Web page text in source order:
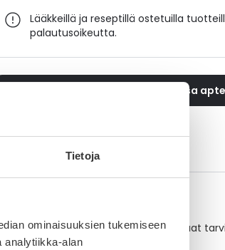
Tietoja
ominaisuuksien tukemiseen
analytiikka-alan
Lääkkeillä ja reseptillä ostetuilla
palautusoikeutta.
Varaa reseptilääke apteekkiin, maksa
avulla pidät huolen, että tilaat
ajoissa, eivätkä ne lopu kesken.